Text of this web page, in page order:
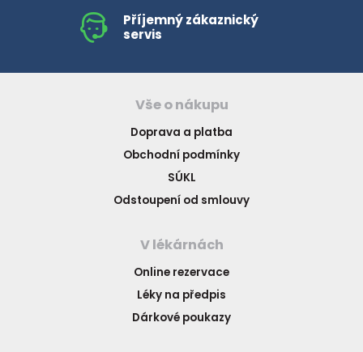
Příjemný zákaznický
servis
Vše o nákupu
Doprava a platba
Obchodní podmínky
SÚKL
Odstoupení od smlouvy
V lékárnách
Online rezervace
Léky na předpis
Dárkové poukazy